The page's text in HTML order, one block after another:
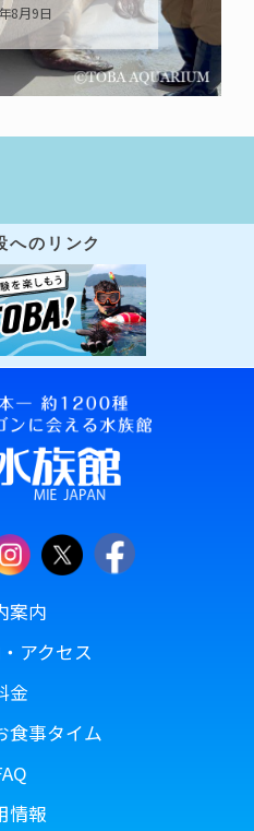
8月9日
へのリンク
案内
アクセス
金
食事タイム
情報